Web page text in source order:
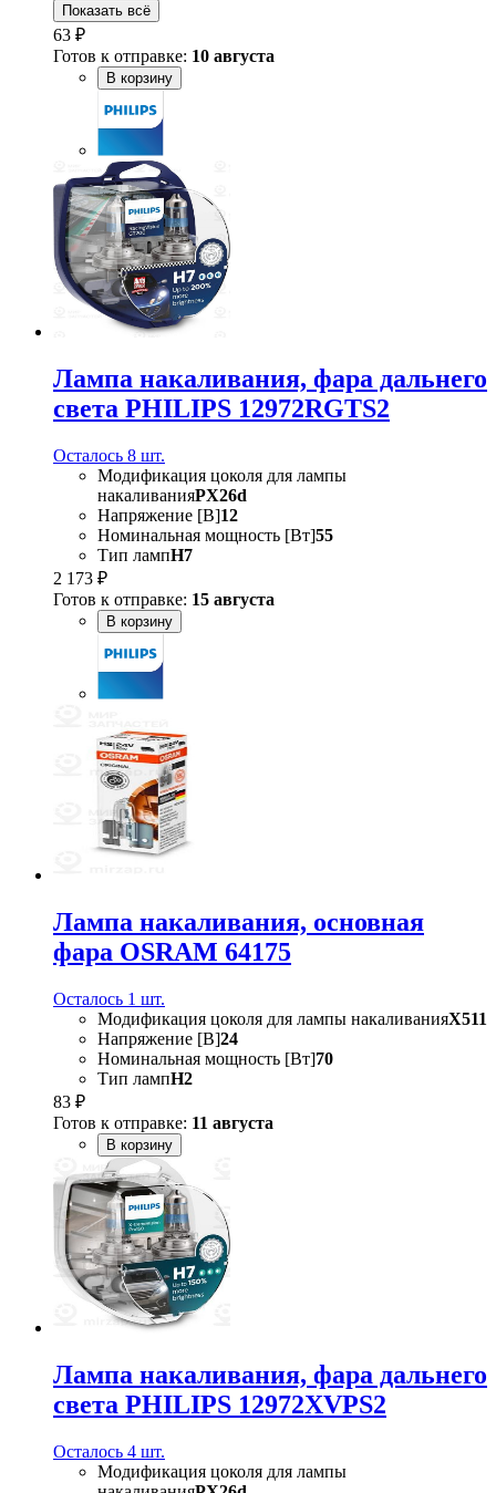
Показать всё
63 ₽
Готов к отправке: 10 августа
В корзину
Лампа накаливания, фара дальнего
света PHILIPS 12972RGTS2
Осталось 8 шт.
Модификация цоколя для лампы
накаливанияPX26d
Напряжение [В]12
Номинальная мощность [Вт]55
Тип лампH7
2 173 ₽
Готов к отправке: 15 августа
В корзину
Лампа накаливания, основная
фара OSRAM 64175
Осталось 1 шт.
Модификация цоколя для лампы накаливанияX511
Напряжение [В]24
Номинальная мощность [Вт]70
Тип лампH2
83 ₽
Готов к отправке: 11 августа
В корзину
Лампа накаливания, фара дальнего
света PHILIPS 12972XVPS2
Осталось 4 шт.
Модификация цоколя для лампы